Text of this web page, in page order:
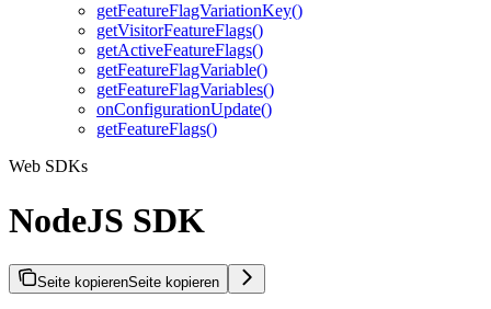
getFeatureFlagVariationKey()
getVisitorFeatureFlags()
getActiveFeatureFlags()
getFeatureFlagVariable()
getFeatureFlagVariables()
onConfigurationUpdate()
getFeatureFlags()
Web SDKs
NodeJS SDK
Seite kopierenSeite kopieren